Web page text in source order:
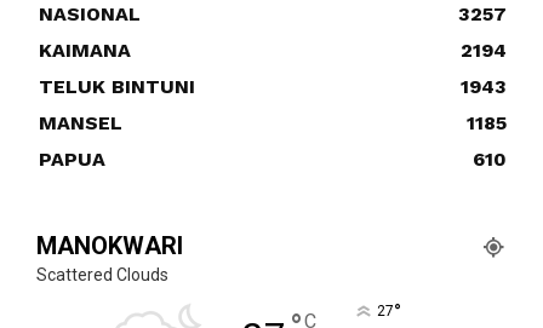
NASIONAL
3257
KAIMANA
2194
TELUK BINTUNI
1943
MANSEL
1185
PAPUA
610
MANOKWARI
Scattered Clouds
C 27°